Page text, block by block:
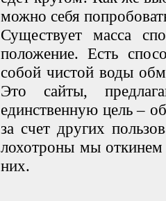
можно себя
Существует масса
положение. Есть
собой чистой воды
Это сайты,
единственную цель –
за счет других
лохотроны мы откинем
них.